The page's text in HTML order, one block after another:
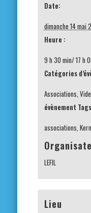
Date:
dimanche 14 mai
Heure :
9 h 30 min/ 17 h
Catégories
Associations,
évènement
associations,
LEFIL
Lieu